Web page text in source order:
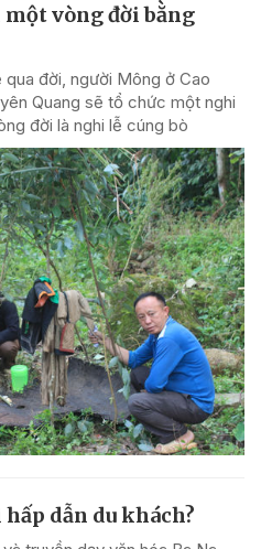
vòng đời bằng
qua đời, người Mông ở Cao
Quang sẽ tổ chức một nghi
đời là nghi lễ cúng bò
hấp dẫn du khách?